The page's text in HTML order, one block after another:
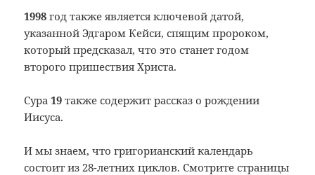
1998год также является ключевой датой,
указанной Эдгаром Кейси, спящим пророком,
который предсказал, что это станет годом
второго пришествия Христа.
Сура19также содержит рассказ о рождении
Иисуса.
И мы знаем, что григорианский календарь
состоит из 28-летних циклов. Смотрите страницы